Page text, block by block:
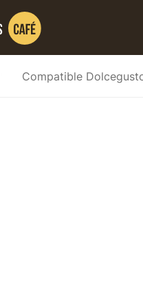
Compatible